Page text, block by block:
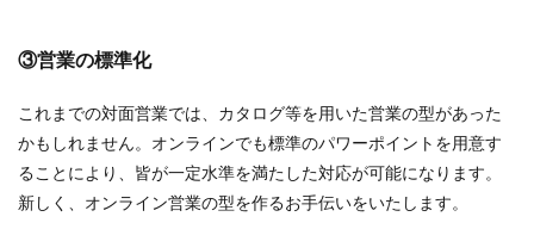
③営業の標準化
これまでの対面営業では、カタログ等を用いた営業の型があった
かもしれません。オンラインでも標準のパワーポイントを用意す
ることにより、皆が一定水準を満たした対応が可能になります。
新しく、オンライン営業の型を作るお手伝いをいたします。